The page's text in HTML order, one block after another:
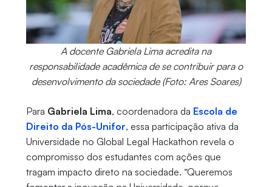
A docente Gabriela Lima acredita na
responsabilidade acadêmica de se contribuir para o
desenvolvimento da sociedade (Foto: Ares Soares)
Para Gabriela Lima, coordenadora da Escola de
Direito da Pós-Unifor, essa participação ativa da
Universidade no Global Legal Hackathon revela o
compromisso dos estudantes com ações que
tragam impacto direto na sociedade. “Queremos